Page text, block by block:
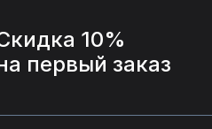
10%
первый заказ